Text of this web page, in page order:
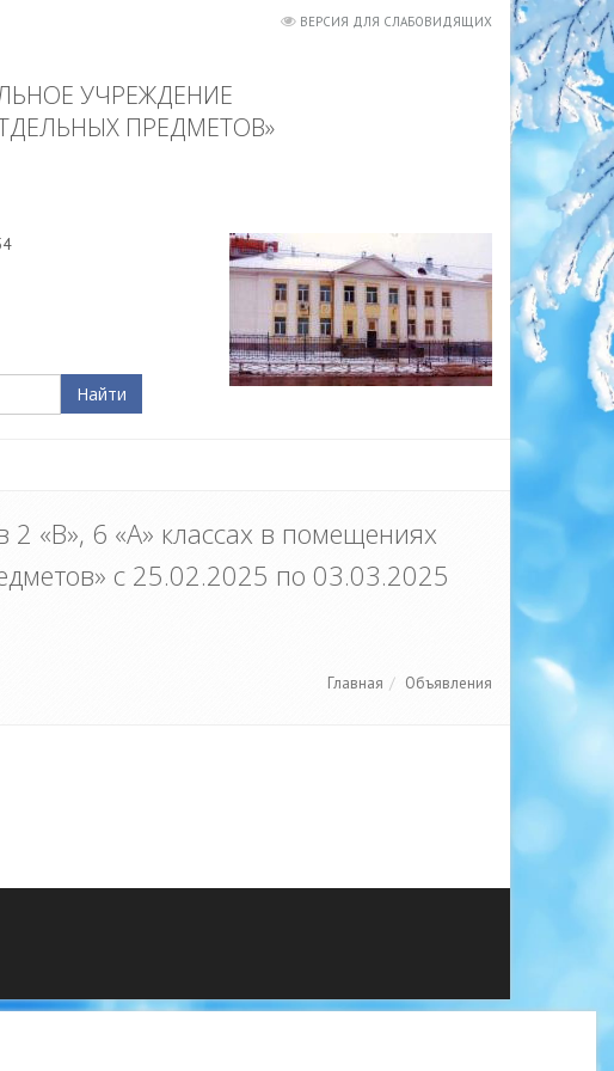
ВЕРСИЯ ДЛЯ СЛАБОВИДЯЩИХ
УЧРЕЖДЕНИЕ
ПРЕДМЕТОВ»
Найти
2 «В», 6 «А» классах в помещениях
с 25.02.2025 по 03.03.2025
Главная Объявления